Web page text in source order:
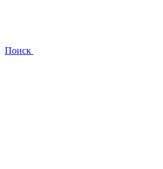
Поиск